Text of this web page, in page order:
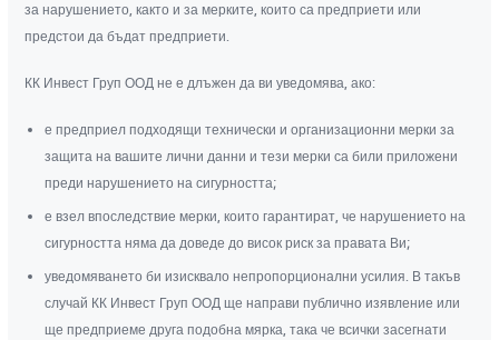
за нарушението, както и за мерките, които са предприети или
предстои да бъдат предприети.
КК Инвест Груп ООД не е длъжен да ви уведомява, ако:
е предприел подходящи технически и организационни мерки за
защита на вашите лични данни и тези мерки са били приложени
преди нарушението на сигурността;
е взел впоследствие мерки, които гарантират, че нарушението на
сигурността няма да доведе до висок риск за правата Ви;
уведомяването би изисквало непропорционални усилия. В такъв
случай КК Инвест Груп ООД ще направи публично изявление или
ще предприеме друга подобна мярка, така че всички засегнати